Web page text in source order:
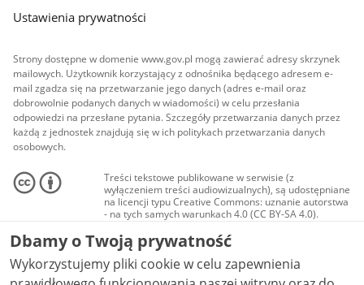
Ustawienia prywatności
Strony dostępne w domenie www.gov.pl mogą zawierać adresy skrzynek
mailowych. Użytkownik korzystający z odnośnika będącego adresem e-
mail zgadza się na przetwarzanie jego danych (adres e-mail oraz
dobrowolnie podanych danych w wiadomości) w celu przesłania
odpowiedzi na przesłane pytania. Szczegóły przetwarzania danych przez
każdą z jednostek znajdują się w ich politykach przetwarzania danych
osobowych.
Treści tekstowe publikowane w serwisie (z
wyłączeniem treści audiowizualnych), są udostępniane
na licencji typu Creative Commons: uznanie autorstwa
- na tych samych warunkach 4.0 (CC BY-SA 4.0).
Materiały audiowizualne, w tym zdjęcia, materiały
audio i wideo, są udostępniane na licencji typu
Creative Commons: uznanie autorstwa użycie
niekomercyjne - bez utworów zależnych 4.0 (CC BY-
NC-ND 4.0), o ile nie jest to stwierdzone inaczej.
Dbamy o Twoją prywatność
Wykorzystujemy pliki cookie w celu zapewnienia